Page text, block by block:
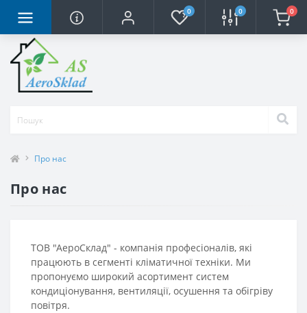
0 0 0
Про нас
Про нас
ТОВ "АероСклад" - компанія професіоналів, які
працюють в сегменті кліматичної техніки. Ми
пропонуємо широкий асортимент систем
кондиціонування, вентиляції, осушення та обігріву
повітря.